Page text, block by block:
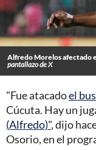
Alfredo Morelos afectado
pantallazo de X
"Fue atacadoel
Cúcuta. Hay un
(Alfredo)", dijo
Osorio, en el